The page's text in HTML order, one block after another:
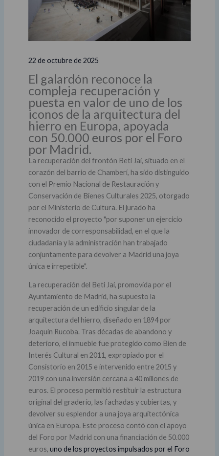
22 de octubre de 2025
El galardón reconoce la
compleja recuperación y
puesta en valor de uno de los
iconos de la arquitectura del
hierro en Europa, apoyada
con 50.000 euros por el Foro
por Madrid.
La recuperación del frontón Beti Jai, situado en el
corazón del barrio de Chamberí, ha sido distinguido
con el Premio Nacional de Restauración y
Conservación de Bienes Culturales 2025, otorgado
por el Ministerio de Cultura. El jurado ha
reconocido el proyecto "por suponer un ejercicio
innovador de corresponsabilidad, en el que la
ciudadanía y la administración han trabajado
conjuntamente para devolver a Madrid una joya
única e irrepetible".
La recuperación del Beti Jai, promovida por el
Ayuntamiento de Madrid, ha supuesto la
recuperación de un edificio singular de la
arquitectura del hierro, diseñado en 1894 por
Joaquín Rucoba. Tras décadas de abandono y
deterioro, el inmueble fue protegido como Bien de
Interés Cultural en 2011, expropiado por el
Consistorio en 2015 e intervenido entre 2015 y
2019 con una inversión cercana a 40 millones de
euros. El proceso permitió restituir la estructura
original del graderío, las fachadas y cubiertas, y
devolver su esplendor a una joya arquitectónica
única en Europa. Este proceso contó con el apoyo
del Foro por Madrid con una financiación de 50.000
euros, uno de los proyectos impulsados por el Foro